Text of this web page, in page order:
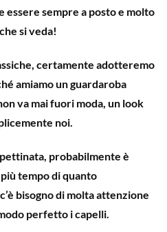
essere sempre a posto e molto
si veda!
, certamente adotteremo
amiamo un guardaroba
va mai fuori moda, un look
noi.
, probabilmente è
tempo di quanto
bisogno di molta attenzione
perfetto i capelli.